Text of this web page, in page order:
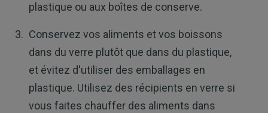
plastique ou aux boîtes de conserve.
Conservez vos aliments et vos boissons
dans du verre plutôt que dans du plastique,
et évitez d'utiliser des emballages en
plastique. Utilisez des récipients en verre si
vous faites chauffer des aliments dans